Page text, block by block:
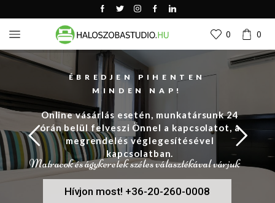
0 0
ÉBREDJEN PIHENTEN
MINDEN NAP!
Matracok és ágykeretek széles választékával várjuk
Online vásárlás esetén, munkatársunk 24
órán belül felveszi Önnel a kapcsolatot, a
megrendelés véglegesítésével
kapcsolatban.
Hívjon most! +36-20-260-0008